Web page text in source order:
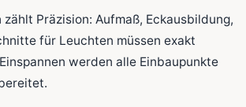
zählt Präzision: Aufmaß, Eckausbildung,
für Leuchten müssen exakt
werden alle Einbaupunkte